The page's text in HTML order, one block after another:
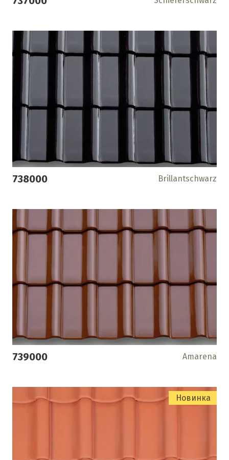
738000 Brillantschwarz
739000 Amarena
Новинка